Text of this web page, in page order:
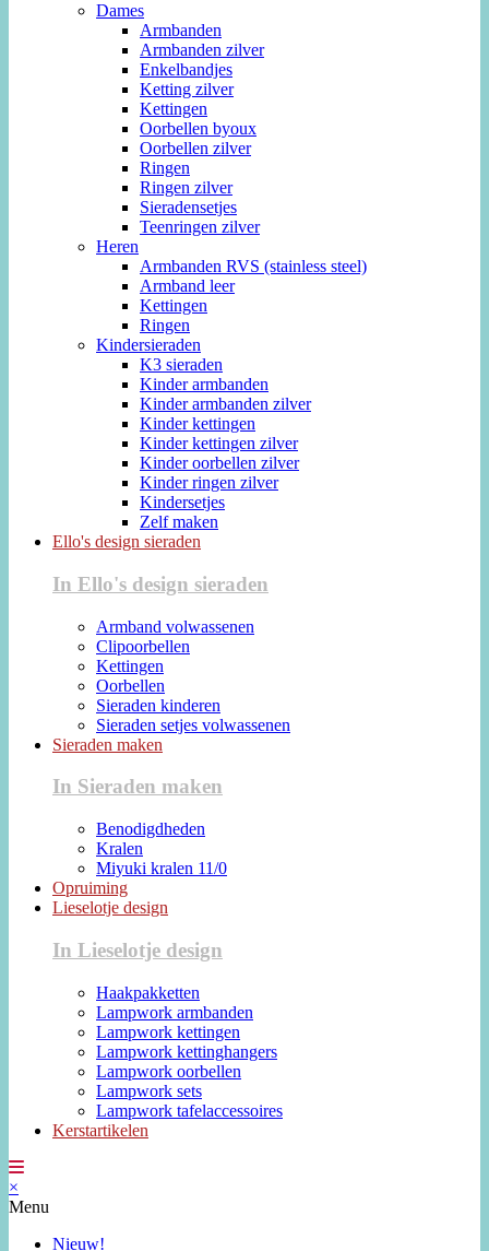
Dames
Armbanden
Armbanden zilver
Enkelbandjes
Ketting zilver
Kettingen
Oorbellen byoux
Oorbellen zilver
Ringen
Ringen zilver
Sieradensetjes
Teenringen zilver
Heren
Armbanden RVS (stainless steel)
Armband leer
Kettingen
Ringen
Kindersieraden
K3 sieraden
Kinder armbanden
Kinder armbanden zilver
Kinder kettingen
Kinder kettingen zilver
Kinder oorbellen zilver
Kinder ringen zilver
Kindersetjes
Zelf maken
Ello's design sieraden
In Ello's design sieraden
Armband volwassenen
Clipoorbellen
Kettingen
Oorbellen
Sieraden kinderen
Sieraden setjes volwassenen
Sieraden maken
In Sieraden maken
Benodigdheden
Kralen
Miyuki kralen 11/0
Opruiming
Lieselotje design
In Lieselotje design
Haakpakketten
Lampwork armbanden
Lampwork kettingen
Lampwork kettinghangers
Lampwork oorbellen
Lampwork sets
Lampwork tafelaccessoires
Kerstartikelen
×
Menu
Nieuw!